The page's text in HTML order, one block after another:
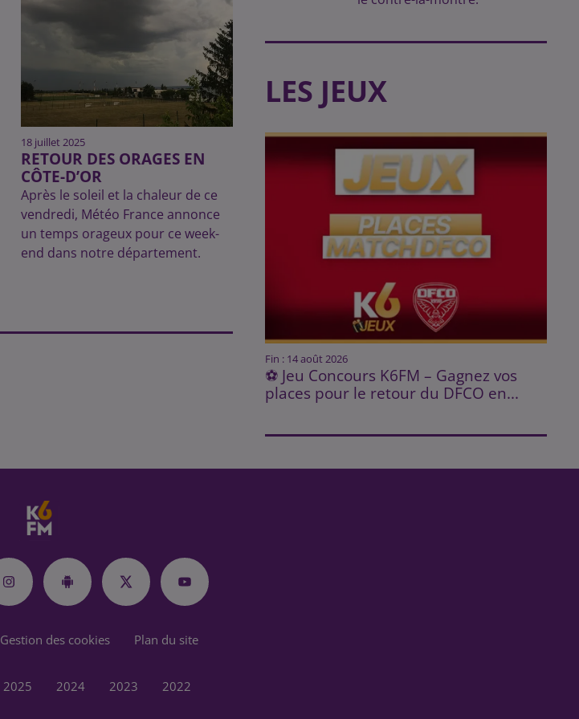
18 juillet 2025
RETOUR DES ORAGES EN
CÔTE-D’OR
Après le soleil et la chaleur de ce
vendredi, Météo France annonce
un temps orageux pour ce week-
end dans notre département.
LES JEUX
Fin : 14 août 2026
⚽ Jeu Concours K6FM – Gagnez vos
places pour le retour du DFCO en...
Gestion des cookies Plan du site
2025 2024 2023 2022